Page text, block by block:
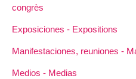
congrès
Exposiciones - Expositions
Manifestaciones, reuniones -
Medios - Medias